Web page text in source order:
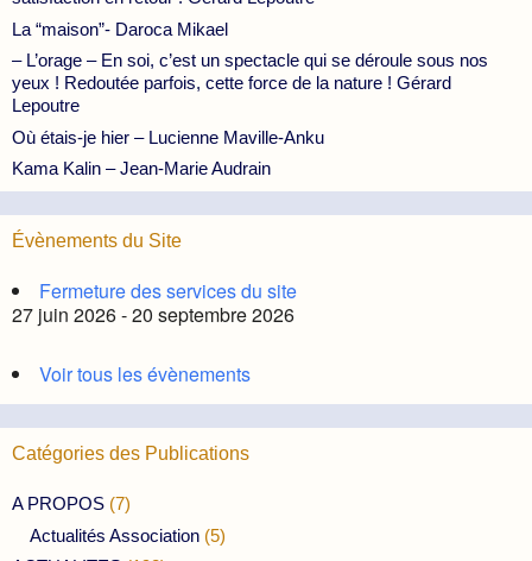
La “maison”- Daroca Mikael
– L’orage – En soi, c’est un spectacle qui se déroule sous nos
yeux ! Redoutée parfois, cette force de la nature ! Gérard
Lepoutre
Où étais-je hier – Lucienne Maville-Anku
Kama Kalin – Jean-Marie Audrain
Évènements du Site
Fermeture des services du site
27 juin 2026 - 20 septembre 2026
Voir tous les évènements
Catégories des Publications
A PROPOS (7)
Actualités Association (5)